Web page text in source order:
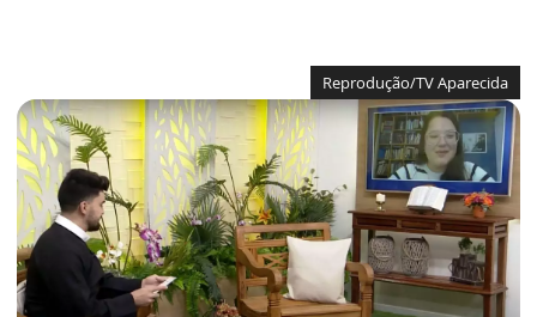
Reprodução/TV Aparecida